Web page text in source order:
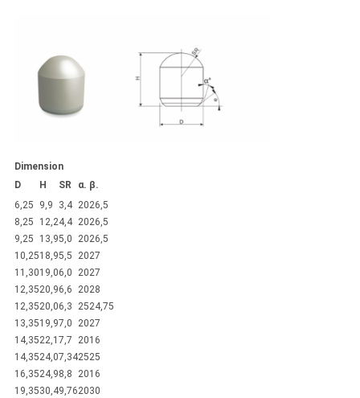
Dimension
D
H SR α. β.
6,25
9,9 3,4 2026,5
8,25
12,24,4 2026,5
9,25
13,95,0 2026,5
10,2518,95,5 2027
11,3019,06,0 2027
12,3520,96,6 2028
12,3520,06,3 2524,75
13,3519,97,0 2027
14,3522,1 7,7 2016
14,3524,07,342525
16,3524,98,8 2016
19,3530,49,762030